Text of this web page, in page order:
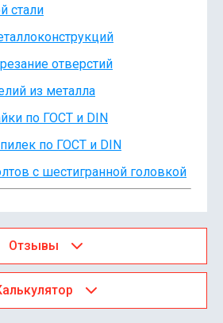
стали
отверстий
из металла
по ГОСТ и DIN
по ГОСТ и DIN
с шестигранной головкой
Отзывы